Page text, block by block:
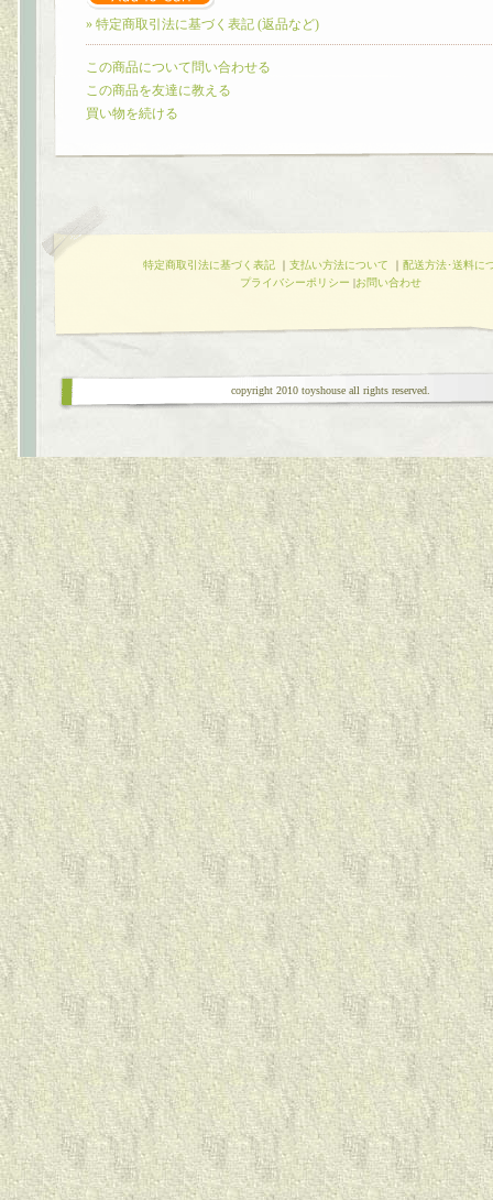
» 特定商取引法に基づく表記 (返品など)
この商品について問い合わせる
この商品を友達に教える
買い物を続ける
特定商取引法に基づく表記 ｜ 支払い方法について ｜ 配送方法･送料に
プライバシーポリシー |お問い合わせ
copyright 2010 toyshouse all rights reserved.